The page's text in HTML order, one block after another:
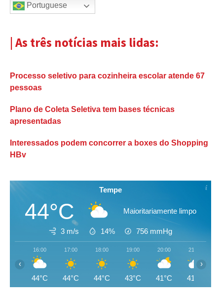
Portuguese
| As três notícias mais lidas:
Processo seletivo para cozinheira escolar atende 67
pessoas
Plano de Coleta Seletiva tem bases técnicas
apresentadas
Interessados podem concorrer a boxes do Shopping
HBv
Tempe
44°C Maioritariamente limpo
3 m/s 14% 756 mmHg
16:00
44°C
17:00
44°C
18:00
44°C
19:00
43°C
20:00
41°C
21:00
41°C
‹ ›